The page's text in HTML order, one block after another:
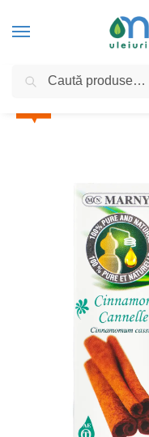
Home Scorțișoară